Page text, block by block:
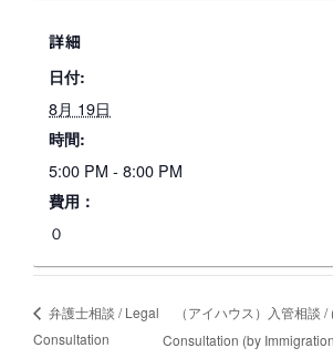
詳細
日付:
8月 19日
時間:
5:00 PM - 8:00 PM
費用：
０
弁護士相談 / Legal
Consultation
（アイハウス）入管相談
Consultation (by